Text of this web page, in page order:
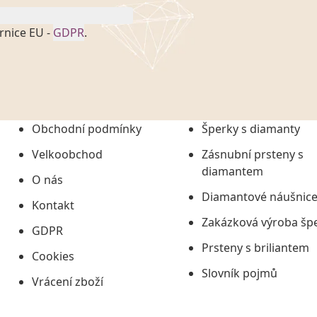
EU - GDPR.
č. 101/2000 Sb. v
uchováním veškerých
údajů či jako jeho
informací, nejdéle
Obchodní podmínky
Velkoobchod
O nás
Kontakt
GDPR
Cookies
Vrácení zboží
Šperky s diamanty
Zásnubní prsteny s
diamantem
Diamantové náušnice
Zakázková výroba
Prsteny s briliantem
Slovník pojmů